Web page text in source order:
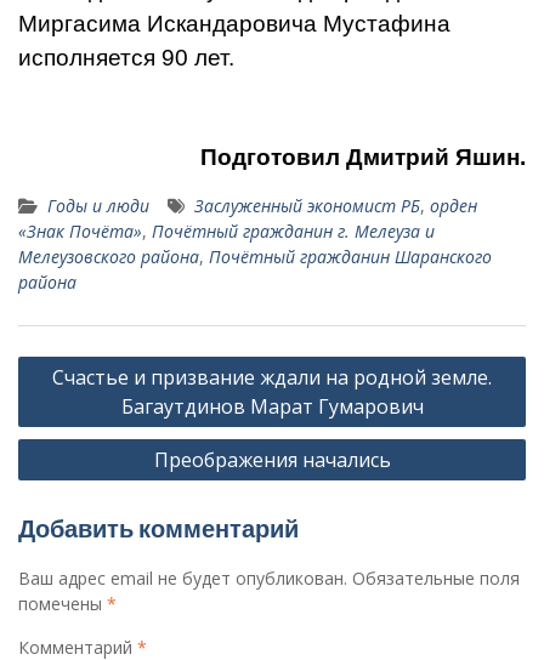
Миргасима Искандаровича Мустафина
исполняется 90 лет.
Подготовил Дмитрий Яшин.
Годы и люди Заслуженный экономист РБ, орден
«Знак По­чёта», Почётный гражданин г. Мелеуза и
Мелеузовско­го района, Почётный гражданин Шаранского
района
Навигация
записям
Счастье и призвание ждали на родной земле.
Багаутдинов Марат Гумарович
Преображения начались
Добавить комментарий
Ваш адрес email не будет опубликован. Обязательные поля
помечены *
Комментарий *